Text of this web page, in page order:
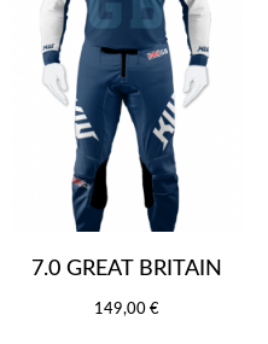
7.0 GREAT BRITAIN
149,00 €